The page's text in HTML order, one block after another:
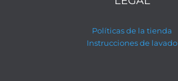
Políticas de la tienda
Instrucciones de lavado